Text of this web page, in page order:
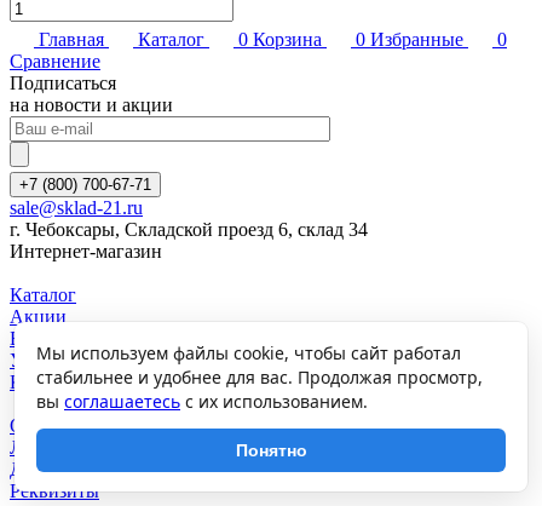
Главная Каталог 0 Корзина 0 Избранные
0
Сравнение
Подписаться
на новости и акции
+7 (800) 700-67-71
sale@sklad-21.ru
г. Чебоксары, Складской проезд 6, склад 34
Интернет-магазин
Каталог
Акции
Бренды
Услуги
Компания
О компании
Лицензии и сертификаты
Документы
Реквизиты
Мы используем файлы cookie, чтобы сайт работал
стабильнее и удобнее для вас. Продолжая просмотр,
вы соглашаетесь с их использованием.
Понятно